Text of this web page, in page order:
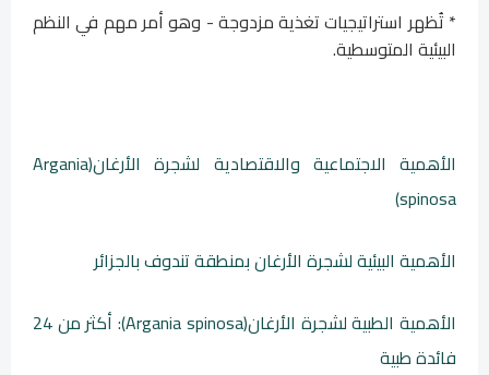
* تُظهر استراتيجيات تغذية مزدوجة - وهو أمر مهم في النظم
البيئية المتوسطية.
الأهمية الاجتماعية والاقتصادية لشجرة الأرغان(Argania
spinosa)
الأهمية البيئية لشجرة الأرغان بمنطقة تندوف بالجزائر
الأهمية الطبية لشجرة الأرغان(Argania spinosa): أكثر من 24
فائدة طبية